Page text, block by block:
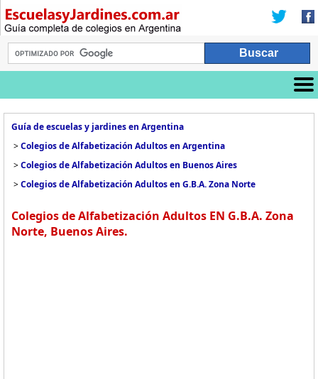
Guía de escuelas y jardines en Argentina
>Colegios de Alfabetización Adultos en Argentina
>Colegios de Alfabetización Adultos en Buenos Aires
>Colegios de Alfabetización Adultos en G.B.A. Zona Norte
Colegios de Alfabetización Adultos EN G.B.A. Zona
Norte, Buenos Aires.